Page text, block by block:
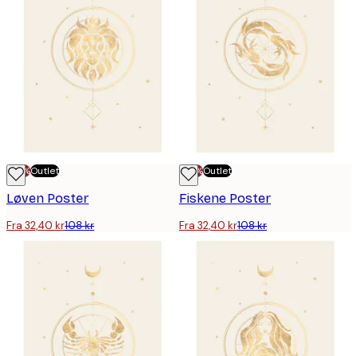
-70%Outlet
Løven Poster
Fra 32,40 kr108 kr
-70%Outlet
Fiskene Poster
Fra 32,40 kr108 kr